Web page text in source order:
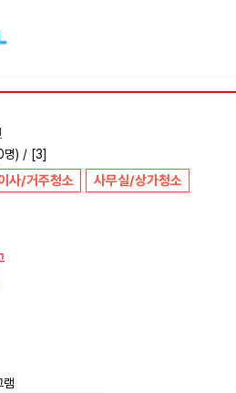
> 최고의 청소서비스
을 다하겠습니다!
명) / [3]
사/거주청소
사무실/상가청소
램